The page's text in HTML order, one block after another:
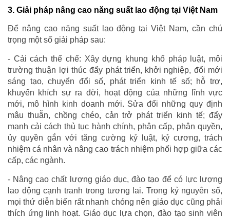
3. Giải pháp nâng cao năng suất lao động tại Việt Nam
Để nâng cao năng suất lao động tại Việt Nam, cần chú
trọng một số giải pháp sau:
- Cải cách thể chế: Xây dựng khung khổ pháp luật, môi
trường thuận lợi thúc đẩy phát triển, khởi nghiệp, đổi mới
sáng tạo, chuyển đổi số, phát triển kinh tế số; hỗ trợ,
khuyến khích sự ra đời, hoạt động của những lĩnh vực
mới, mô hình kinh doanh mới. Sửa đổi những quy định
mâu thuẫn, chồng chéo, cản trở phát triển kinh tế; đẩy
mạnh cải cách thủ tục hành chính, phân cấp, phân quyền,
ủy quyền gắn với tăng cường kỷ luật, kỷ cương, trách
nhiệm cá nhân và nâng cao trách nhiệm phối hợp giữa các
cấp, các ngành.
- Nâng cao chất lượng giáo dục, đào tạo để có lực lượng
lao động cạnh tranh trong tương lai. Trong kỷ nguyên số,
mọi thứ diễn biến rất nhanh chóng nên giáo dục cũng phải
thích ứng linh hoạt. Giáo dục lựa chọn, đào tạo sinh viên